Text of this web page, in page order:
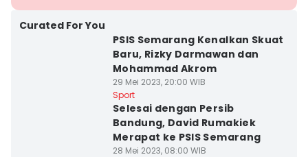
Curated For You
PSIS Semarang Kenalkan Skuat
Baru, Rizky Darmawan dan
Mohammad Akrom
29 Mei 2023, 20:00 WIB
Sport
Selesai dengan Persib
Bandung, David Rumakiek
Merapat ke PSIS Semarang
28 Mei 2023, 08:00 WIB